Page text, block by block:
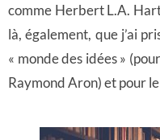
comme Herbert L.A.
là, également, que j’ai
« monde des idées »
Raymond Aron) et pour